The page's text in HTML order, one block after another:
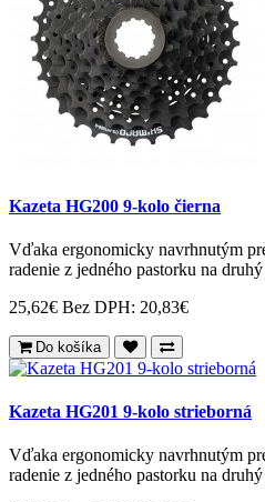
Kazeta HG200 9-kolo čierna
Vďaka ergonomicky navrhnutým
radenie z jedného pastorku na
25,62€ Bez DPH: 20,83€
Do košíka
Kazeta HG201 9-kolo strieborná
Vďaka ergonomicky navrhnutým
radenie z jedného pastorku na